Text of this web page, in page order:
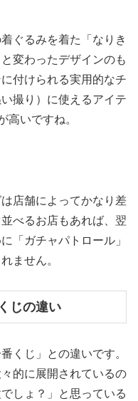
ぐるみを着た「なりき
変わったデザインのも
付けられる実用的なチ
撮り）に使えるアイテ
高いですね。
店舗によってかなり差
べるお店もあれば、翌
「ガチャパトロール」
ません。
じの違い
くじ」との違いです。
的に展開されているの
しょ？」と思っている